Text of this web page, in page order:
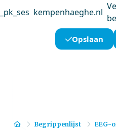
_pk_ses kempenhaeghe.nl
Opslaan
HomeBegrippenlijst EEG-